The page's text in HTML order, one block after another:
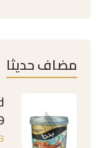
مضاف حديثا